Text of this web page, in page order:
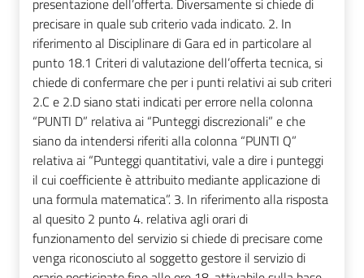
presentazione dell’offerta. Diversamente si chiede di
precisare in quale sub criterio vada indicato. 2. In
riferimento al Disciplinare di Gara ed in particolare al
punto 18.1 Criteri di valutazione dell’offerta tecnica, si
chiede di confermare che per i punti relativi ai sub criteri
2.C e 2.D siano stati indicati per errore nella colonna
“PUNTI D” relativa ai “Punteggi discrezionali” e che
siano da intendersi riferiti alla colonna “PUNTI Q”
relativa ai “Punteggi quantitativi, vale a dire i punteggi
il cui coefficiente è attribuito mediante applicazione di
una formula matematica”. 3. In riferimento alla risposta
al quesito 2 punto 4. relativa agli orari di
funzionamento del servizio si chiede di precisare come
venga riconosciuto al soggetto gestore il servizio di